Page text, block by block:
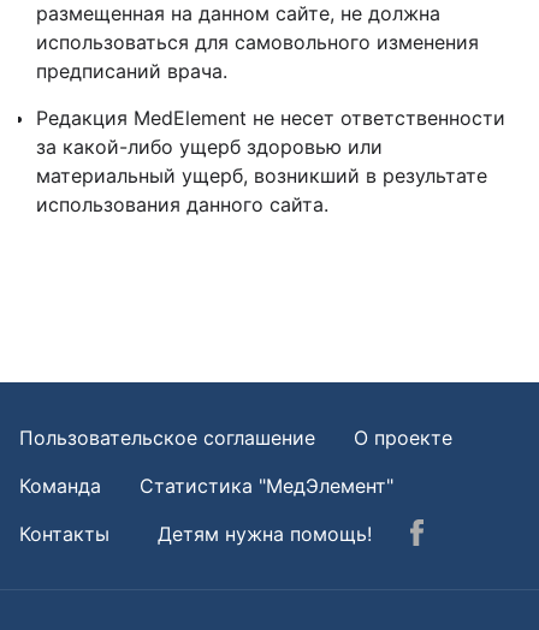
размещенная на данном сайте, не должна
использоваться для самовольного изменения
предписаний врача.
Редакция MedElement не несет ответственности
за какой-либо ущерб здоровью или
материальный ущерб, возникший в результате
использования данного сайта.
Пользовательское соглашение
О проекте
Команда
Статистика "МедЭлемент"
Контакты
Детям нужна помощь!